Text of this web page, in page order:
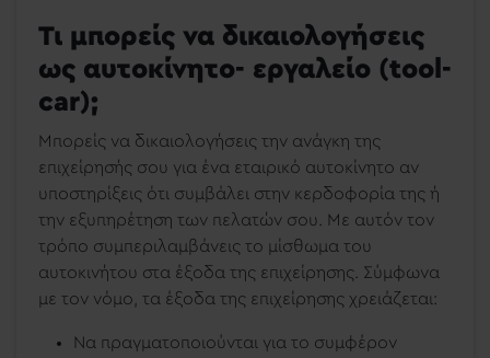
Τι μπορείς να δικαιολογήσεις
ως αυτοκίνητο- εργαλείο (tool-
car);
Μπορείς να δικαιολογήσεις την ανάγκη της
επιχείρησής σου για ένα εταιρικό αυτοκίνητο αν
υποστηρίξεις ότι συμβάλει στην κερδοφορία της ή
την εξυπηρέτηση των πελατών σου. Με αυτόν τον
τρόπο συμπεριλαμβάνεις το μίσθωμα του
αυτοκινήτου στα έξοδα της επιχείρησης. Σύμφωνα
με τον νόμο, τα έξοδα της επιχείρησης χρειάζεται:
Να πραγματοποιούνται για το συμφέρον